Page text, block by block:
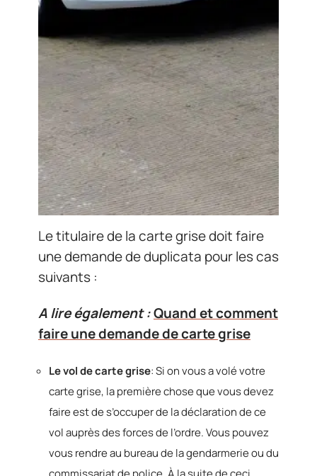
Le titulaire de la carte grise doit faire
une demande de duplicata pour les cas
suivants :
A lire également :Quand et comment
faire une demande de carte grise
Le vol de carte grise: Si on vous a volé votre
carte grise, la première chose que vous devez
faire est de s’occuper de la déclaration de ce
vol auprès des forces de l’ordre. Vous pouvez
vous rendre au bureau de la gendarmerie ou du